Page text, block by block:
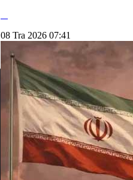
08 Tra 2026 07:41